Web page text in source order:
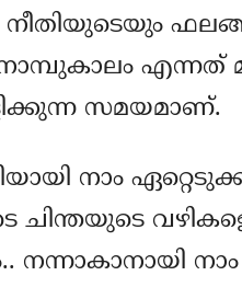
നീതിയുടെയും
എന്നത്
സമയമാണ്.
നാം
ചിന്തയുടെ
നന്നാകാനായി